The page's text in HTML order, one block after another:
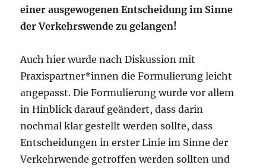
einer ausgewogenen Entscheidung im Sinne
der Verkehrswende zu gelangen!
Auch hier wurde nach Diskussion mit
Praxispartner*innen die Formulierung leicht
angepasst. Die Formulierung wurde vor allem
in Hinblick darauf geändert, dass darin
nochmal klar gestellt werden sollte, dass
Entscheidungen in erster Linie im Sinne der
Verkehrwende getroffen werden sollten und